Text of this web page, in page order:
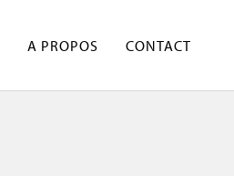
A PROPOS CONTACT